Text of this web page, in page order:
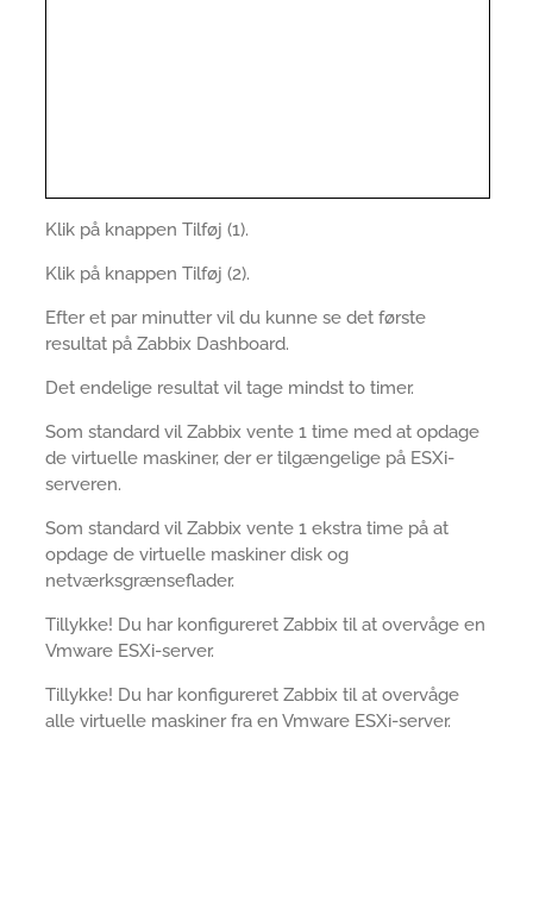
Klik på knappen Tilføj (1).
Klik på knappen Tilføj (2).
Efter et par minutter vil du kunne se det første
resultat på Zabbix Dashboard.
Det endelige resultat vil tage mindst to timer.
Som standard vil Zabbix vente 1 time med at opdage
de virtuelle maskiner, der er tilgængelige på ESXi-
serveren.
Som standard vil Zabbix vente 1 ekstra time på at
opdage de virtuelle maskiner disk og
netværksgrænseflader.
Tillykke! Du har konfigureret Zabbix til at overvåge en
Vmware ESXi-server.
Tillykke! Du har konfigureret Zabbix til at overvåge
alle virtuelle maskiner fra en Vmware ESXi-server.